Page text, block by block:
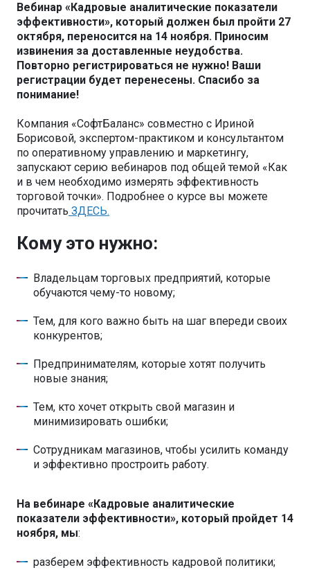
Вебинар «Кадровые аналитические показатели
эффективности», который должен был пройти 27
октября, переносится на 14 ноября. Приносим
извинения за доставленные неудобства.
Повторно регистрироваться не нужно! Ваши
регистрации будет перенесены. Спасибо за
понимание!
Компания «‎‎СофтБаланс» совместно с Ириной
Борисовой, экспертом-практиком и консультантом
по оперативному управлению и маркетингу,
запускают серию вебинаров под общей темой «‎‎Как
и в чем необходимо измерять эффективность
торговой точки». Подробнее о курсе вы можете
прочитать ЗДЕСЬ.
Кому это нужно:
Владельцам торговых предприятий, которые
обучаются чему-то новому;
Тем, для кого важно быть на шаг впереди своих
конкурентов;
Предпринимателям, которые хотят получить
новые знания;
Тем, кто хочет открыть свой магазин и
минимизировать ошибки;
Сотрудникам магазинов, чтобы усилить команду
и эффективно простроить работу.
На вебинаре «Кадровые аналитические
показатели эффективности», который пройдет 14
ноября, мы:
разберем эффективность кадровой политики;